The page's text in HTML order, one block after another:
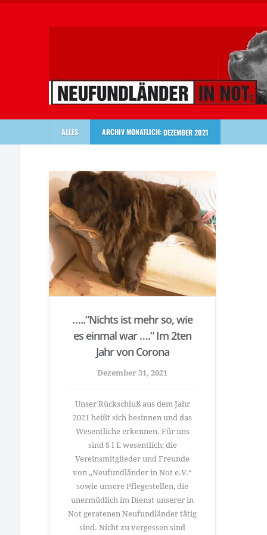
ALLES ARCHIV MONATLICH:DEZEMBER 2021
…..“Nichts ist mehr so, wie
es einmal war ….“ Im 2ten
Jahr von Corona
Dezember 31, 2021
Unser Rückschluß aus dem Jahr
2021 heißt sich besinnen und das
Wesentliche erkennen. Für uns
sind S I E wesentlich; die
Vereinsmitglieder und Freunde
von „Neufundländer in Not e.V.“
sowie unsere Pflegestellen, die
unermüdlich im Dienst unserer in
Not geratenen Neufundländer tätig
sind. Nicht zu vergessen sind